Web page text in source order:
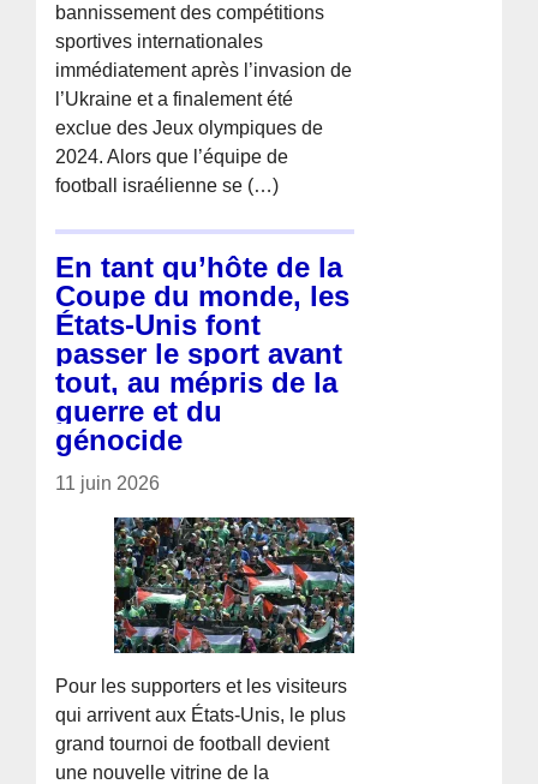
bannissement des compétitions
sportives internationales
immédiatement après l’invasion de
l’Ukraine et a finalement été
exclue des Jeux olympiques de
2024. Alors que l’équipe de
football israélienne se (…)
En tant qu’hôte de la
Coupe du monde, les
États-Unis font
passer le sport avant
tout, au mépris de la
guerre et du
génocide
11 juin 2026
Pour les supporters et les visiteurs
qui arrivent aux États-Unis, le plus
grand tournoi de football devient
une nouvelle vitrine de la